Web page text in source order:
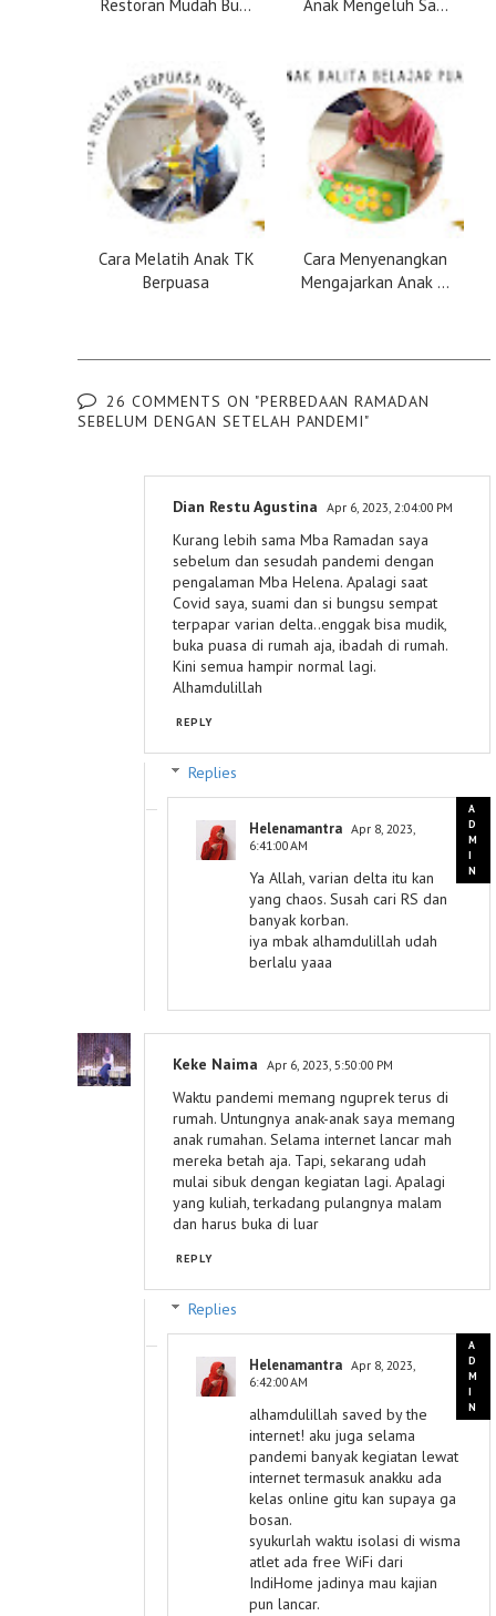
Restoran Mudah Bu... Anak Mengeluh Sa...
Cara Melatih Anak TK
Berpuasa
Cara Menyenangkan
Mengajarkan Anak ...
26 COMMENTS ON "PERBEDAAN RAMADAN
SEBELUM DENGAN SETELAH PANDEMI"
Dian Restu Agustina Apr 6, 2023, 2:04:00 PM
Kurang lebih sama Mba Ramadan saya
sebelum dan sesudah pandemi dengan
pengalaman Mba Helena. Apalagi saat
Covid saya, suami dan si bungsu sempat
terpapar varian delta..enggak bisa mudik,
buka puasa di rumah aja, ibadah di rumah.
Kini semua hampir normal lagi.
Alhamdulillah
REPLY
Replies
Helenamantra Apr 8, 2023,
6:41:00 AM
Ya Allah, varian delta itu kan
yang chaos. Susah cari RS dan
banyak korban.
iya mbak alhamdulillah udah
berlalu yaaa
Keke Naima Apr 6, 2023, 5:50:00 PM
Waktu pandemi memang nguprek terus di
rumah. Untungnya anak-anak saya memang
anak rumahan. Selama internet lancar mah
mereka betah aja. Tapi, sekarang udah
mulai sibuk dengan kegiatan lagi. Apalagi
yang kuliah, terkadang pulangnya malam
dan harus buka di luar
REPLY
Replies
Helenamantra Apr 8, 2023,
6:42:00 AM
alhamdulillah saved by the
internet! aku juga selama
pandemi banyak kegiatan lewat
internet termasuk anakku ada
kelas online gitu kan supaya ga
bosan.
syukurlah waktu isolasi di wisma
atlet ada free WiFi dari
IndiHome jadinya mau kajian
pun lancar.